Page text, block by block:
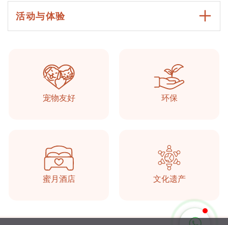
活动与体验
宠物友好 环保
蜜月酒店 文化遗产